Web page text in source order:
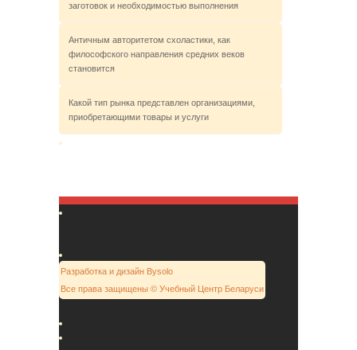
заготовок и необходимостью выполнения
Античным авторитетом схоластики, как
философского направления средних веков
становится
Какой тип рынка представлен организациями,
приобретающими товары и услуги
Разработка и дизайн Bysolo
Все права защищены © Учебный Центр Беларуси